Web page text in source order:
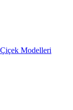
Modelleri